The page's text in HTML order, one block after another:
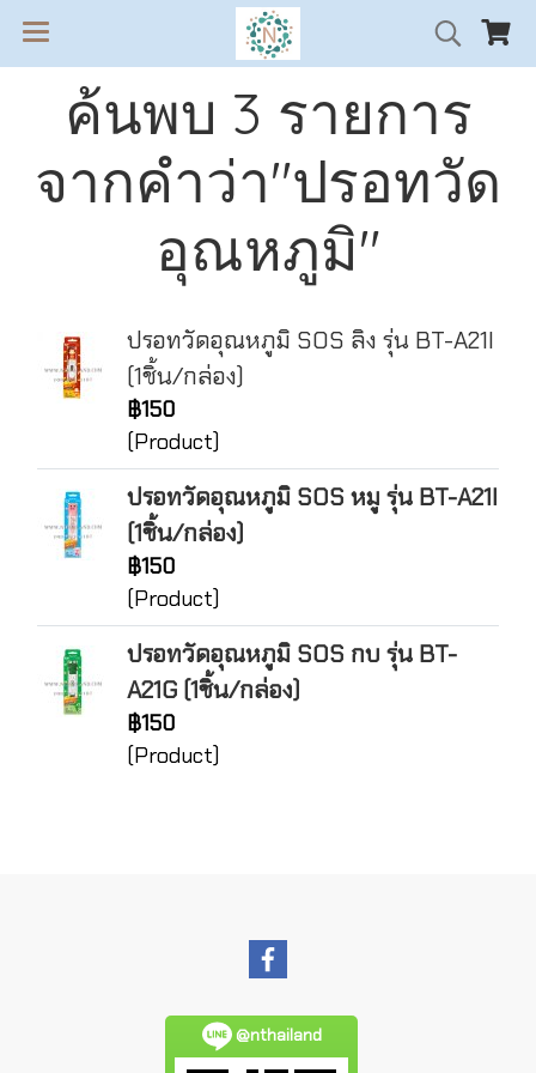
ค้นพบ 3 รายการ
จากคำว่า"ปรอทวัด
อุณหภูมิ"
ปรอทวัดอุณหภูมิ SOS ลิง รุ่น BT-A21I
(1ชิ้น/กล่อง)
฿150
(Product)
ปรอทวัดอุณหภูมิ SOS หมู รุ่น BT-A21I
(1ชิ้น/กล่อง)
฿150
(Product)
ปรอทวัดอุณหภูมิ SOS กบ รุ่น BT-
A21G (1ชิ้น/กล่อง)
฿150
(Product)
@nthailand